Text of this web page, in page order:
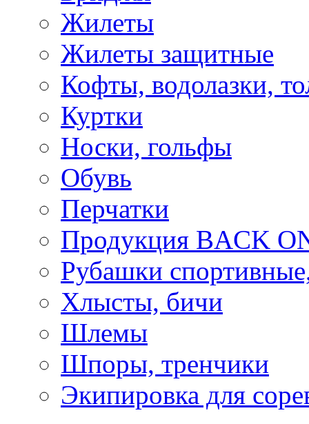
Жилеты
Жилеты защитные
Кофты, водолазки,
Куртки
Носки, гольфы
Обувь
Перчатки
Продукция BACK
Рубашки
Хлысты, бичи
Шлемы
Шпоры, тренчики
Экипировка для